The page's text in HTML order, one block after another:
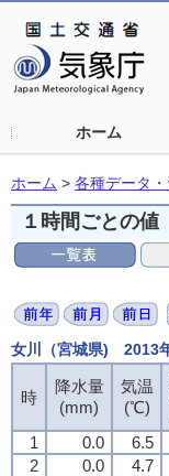
ホーム
ホーム > 各種データ
１時間ごとの値
女川（宮城県) 2013
時
降水量
(mm)
気温
(℃)
1
0.0 6.5
2
0.0 4.7
時
降水量
(mm)
気温
(℃)
1
0.0 6.5
2
0.0 4.7
時
降水量
(mm)
気温
(℃)
1
0.0 6.5
2
0.0 4.7
時
降水量
(mm)
気温
(℃)
1
0.0 6.5
2
0.0 4.7